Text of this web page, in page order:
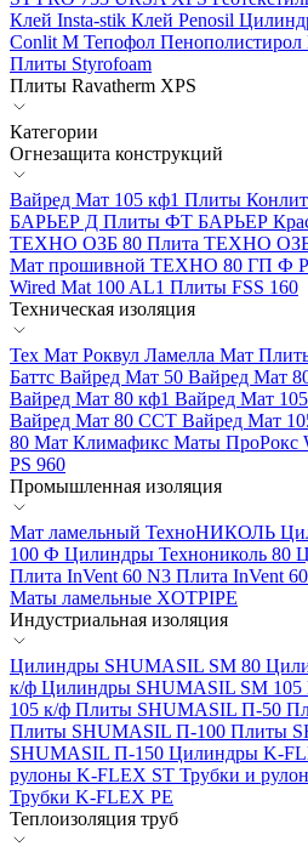
Клей Insta-stik Клей Penosil
Conlit М Тепофол Пенополистирол
Плиты Styrofoam
Плиты Ravatherm XPS
Категории
Огнезащита конструкций
Вайред Мат 105 кф1 Плиты
БАРЬЕР Д Плиты ФТ БАРЬЕР
ТЕХНО ОЗБ 80 Плита ТЕХНО
Мат прошивной ТЕХНО 80 ГП Ф
Wired Mat 100 AL1 Плиты FSS 160
Техническая изоляция
Тех Мат Роквул Ламелла Мат
Баттс Вайред Мат 50 Вайред Мат
Вайред Мат 80 кф1 Вайред Мат 105
Вайред Мат 80 ССТ Вайред Мат
80 Мат Климафикс Маты ПроРокс
PS 960
Промышленная изоляция
Мат ламельный ТехноНИКОЛЬ
100 Ф Цилиндры Технониколь 80
Плита InVent 60 N3 Плита InVent
Маты ламельные XOTPIPE
Индустриальная изоляция
Цилиндры SHUMASIL SM 80
к/ф Цилиндры SHUMASIL SM 105
105 к/ф Плиты SHUMASIL П-50
Плиты SHUMASIL П-100 Плиты
SHUMASIL П-150 Цилиндры K-
рулоны K-FLEX ST Трубки и
Трубки K-FLEX PE
Теплоизоляция труб